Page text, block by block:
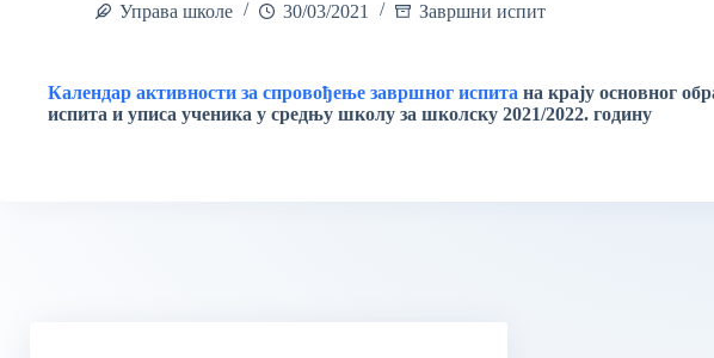
Управа школе 30/03/2021 Завршни испит
Календар активности за спровођење завршног испита на крају основног
испита и уписа ученика у средњу школу за школску 2021/2022. годину